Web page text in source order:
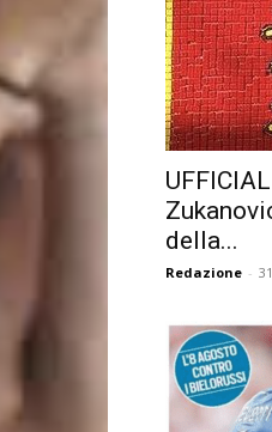
della...
Redazione -